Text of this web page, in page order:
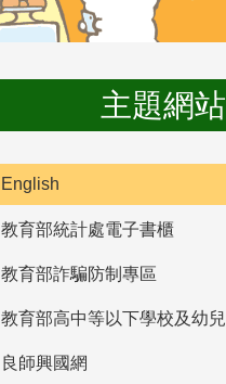
主題網站
English
教育部統計處電子書櫃
教育部詐騙防制專區
良師興國網